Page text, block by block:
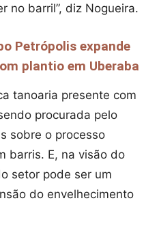
no barril”, diz Nogueira.
Petrópolis expande
plantio em Uberaba
tanoaria presente com
procurada pelo
sobre o processo
barris. E, na visão do
setor pode ser um
do envelhecimento